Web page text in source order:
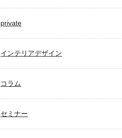
private
インテリアデザイン
コラム
セミナー